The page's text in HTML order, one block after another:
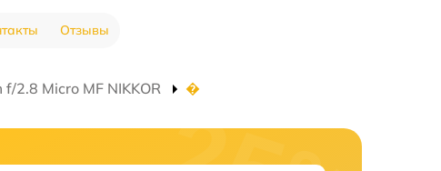
Отзывы
2.8 Micro MF NIKKOR �